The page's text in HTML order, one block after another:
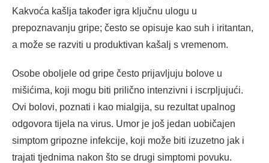
Kakvoća kašlja također igra ključnu ulogu u
prepoznavanju gripe; često se opisuje kao suh i iritantan,
a može se razviti u produktivan kašalj s vremenom.
Osobe oboljele od gripe često prijavljuju bolove u
mišićima, koji mogu biti prilično intenzivni i iscrpljujući.
Ovi bolovi, poznati i kao mialgija, su rezultat upalnog
odgovora tijela na virus. Umor je još jedan uobičajen
simptom gripozne infekcije, koji može biti izuzetno jak i
trajati tjednima nakon što se drugi simptomi povuku.